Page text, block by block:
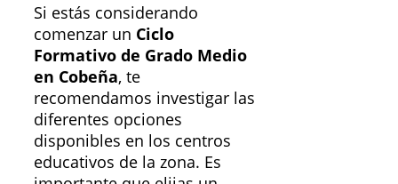
Si estás considerando
comenzar un Ciclo
Formativo de Grado Medio
en Cobeña, te
recomendamos investigar las
diferentes opciones
disponibles en los centros
educativos de la zona. Es